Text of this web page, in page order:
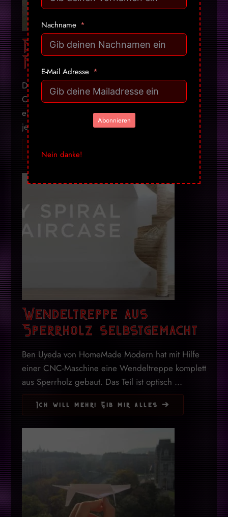
Erschreckende Horror-
Portraits selbstgemacht
Dominick Marino hat mithilfe eines ausrangierten
Computerbildschirms, einem Raspberry-Pie und
einem Bewegungssensor etwas gebastelt, dass
jede Menge Erschreckungspotential hat. Der ...
Ich will mehr! Gib mir alles ➔
Wendeltreppe aus
Sperrholz selbstgemacht
Ben Uyeda von HomeMade Modern hat mit Hilfe
einer CNC-Maschine eine Wendeltreppe komplett
aus Sperrholz gebaut. Das Teil ist optisch ...
Ich will mehr! Gib mir alles ➔
Nachname
E-Mail Adresse
Abonnieren
Nein danke!